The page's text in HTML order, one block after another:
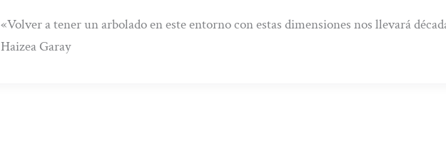
«Volver a tener un arbolado en este entorno con estas dimensiones nos llevará
Haizea Garay